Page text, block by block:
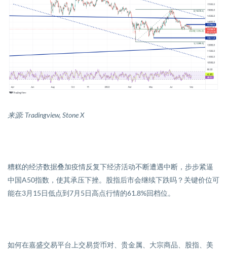
来源: Tradingview, Stone X
糟糕的经济数据叠加疫情反复下经济活动不断遭遇中断，步步紧逼
中国A50指数，使其承压下挫。股指后市会继续下跌吗？关键价位可
能在3月 15日低点到7月 5日高点行情的61.8%回档位。
如何在嘉盛交易平台上交易货币对、贵金属、大宗商品、股指、美